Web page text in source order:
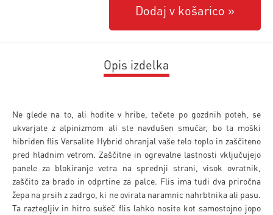
Dodaj v košarico
Opis izdelka
Ne glede na to, ali hodite v hribe, tečete po gozdnih poteh, se
ukvarjate z alpinizmom ali ste navdušen smučar, bo ta moški
hibriden flis Versalite Hybrid ohranjal vaše telo toplo in zaščiteno
pred hladnim vetrom. Zaščitne in ogrevalne lastnosti vključujejo
panele za blokiranje vetra na sprednji strani, visok ovratnik,
zaščito za brado in odprtine za palce. Flis ima tudi dva priročna
žepa na prsih z zadrgo, ki ne ovirata naramnic nahrbtnika ali pasu.
Ta raztegljiv in hitro sušeč flis lahko nosite kot samostojno jopo